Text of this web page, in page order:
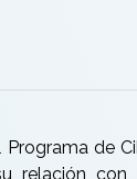
Programa de
relación con